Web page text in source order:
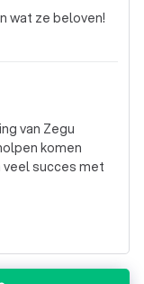
van Zegu
komen
veel succes met